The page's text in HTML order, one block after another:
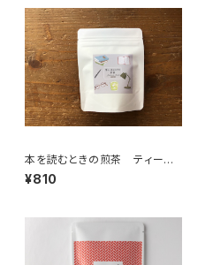
ング オリジナルのお茶 ブレ
ンド 国内産
本を読むときの煎茶 ティーバ
ッグ ７個入り チャック付
読書時間 本と一緒に ティー
茶 ティータイム ペアリン
グ オリジナルのお茶 ブレン
ド 国内産
¥810